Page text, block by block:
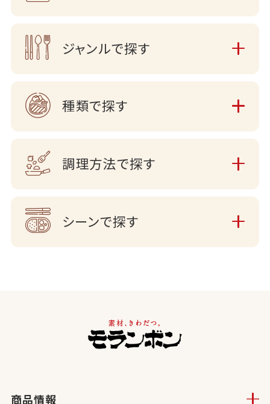
ジャンルで探す
種類で探す
調理方法で探す
シーンで探す
商品情報